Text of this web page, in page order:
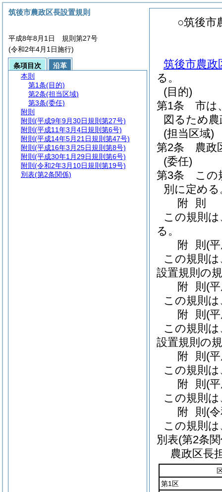
○筑後市
筑後市農政
る。
(目的)
第1条
市は
図るため
(担当区域)
第2条
農政
(委任)
第3条
この
別に定める
附 則
この規則
る。
附 則 (
この規則
設置規則の
附 則 (
この規則
附 則 (
この規則
設置規則の
附 則 (
この規則
附 則 (
この規則
附 則 (
この規則
別表(第2条
農政区長
第1区
筑後市農政区長設置規則
平成8年8月1日 規則第27号
(令和2年4月1日施行)
条項目次
沿革
本則
第1条(目的)
第2条(担当区域)
第3条(委任)
附則
附則 (平成9年9月30日規則第27号)
附則 (平成11年3月4日規則第6号)
附則 (平成14年5月21日規則第47号)
附則 (平成16年3月25日規則第8号)
附則 (平成30年1月29日規則第6号)
附則 (令和2年3月10日規則第19号)
別表(第2条関係)